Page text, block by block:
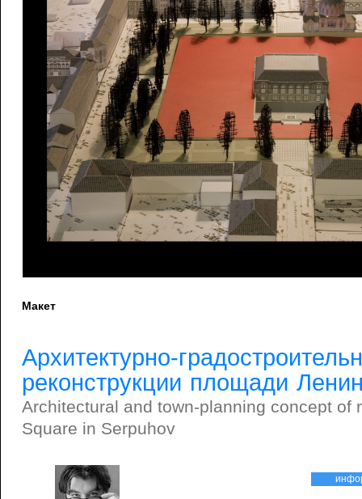
Макет
Архитектурно-
реконструкции площади
Architectural and town-planning concept of
Square in Serpuhov